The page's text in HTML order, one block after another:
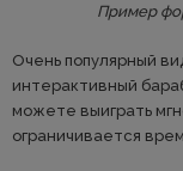
Пример
Очень популярный
интерактивный
можете выиграть
ограничивается